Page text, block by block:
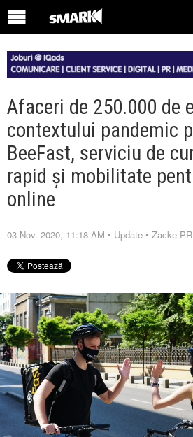
Afaceri de 250.000 de
contextului pandemic
BeeFast, serviciu de
rapid și mobilitate
online
03 Nov. 2020, 11:18 AM • Update • Zacke PR